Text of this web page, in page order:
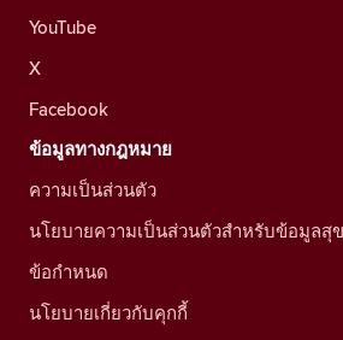
YouTube
X
Facebook
ข้อมูลทางกฎหมาย
ความเป็นส่วนตัว
นโยบายความเป็นส่วนตัวสำหรับข้อมูลสุ
ข้อกำหนด
นโยบายเกี่ยวกับคุกกี้